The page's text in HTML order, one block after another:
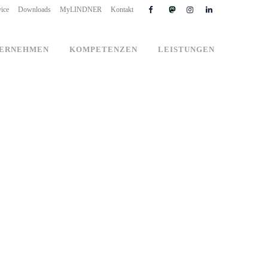
Downloads MyLINDNER Kontakt
KOMPETENZEN LEISTUNGEN